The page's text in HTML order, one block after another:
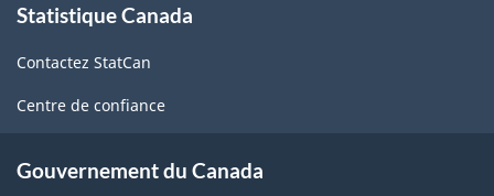
propos
ce
site
Statistique Canada
Contactez StatCan
Centre de confiance
Gouvernement du Canada